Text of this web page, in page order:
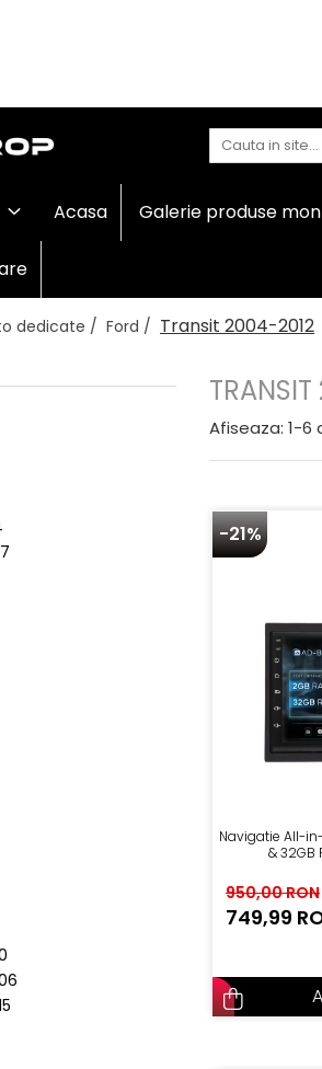
auto
universale
Rame
Camere
auto
Acasa Galerie produse
dedicate / Ford / Transit 2004-2012
Afiseaza: 1-6
-21%
Navigatie All-
& 32GB
950,00 RON
749,99